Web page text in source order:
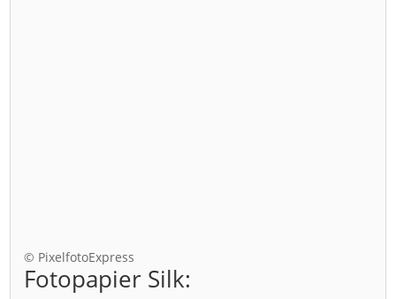
© PixelfotoExpress
Fotopapier Silk: